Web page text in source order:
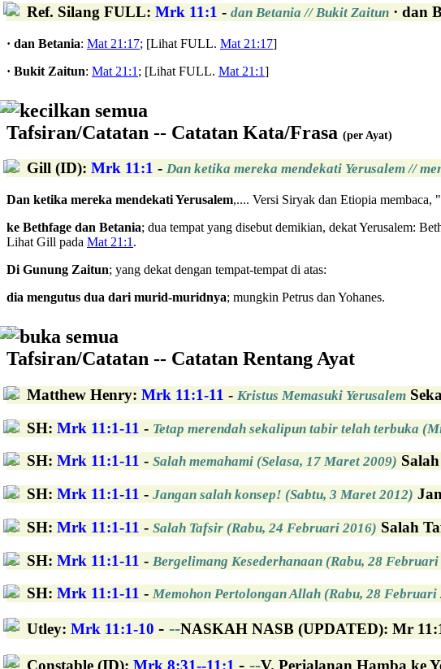
Ref. Silang FULL: Mrk 11:1 - dan Betania // Bukit Zaitun · dan
· dan Betania: Mat 21:17; [Lihat FULL. Mat 21:17]
· Bukit Zaitun: Mat 21:1 ; [Lihat FULL. Mat 21:1]
kecilkan semua
Tafsiran/Catatan -- Catatan Kata/Frasa (per Ayat)
Gill (ID): Mrk 11:1 - Dan ketika mereka mendekati Yerusalem //
Dan ketika mereka mendekati Yerusalem,.... Versi Siryak dan Etiopia membaca,
ke Bethfage dan Betania; dua tempat yang disebut demikian, dekat Yerusalem:
Lihat Gill pada Mat 21:1 .
Di Gunung Zaitun; yang dekat dengan tempat-tempat di atas:
dia mengutus dua dari murid-muridnya; mungkin Petrus dan Yohanes.
buka semua
Tafsiran/Catatan -- Catatan Rentang Ayat
Matthew Henry: Mrk 11:1-11 - Kristus Memasuki Yerusalem
SH: Mrk 11:1-11 - Tetap merendah sekalipun tabir telah terbuka
SH: Mrk 11:1-11 - Salah memahami (Selasa, 17 Maret 2009)
SH: Mrk 11:1-11 - Jangan salah konsep! (Sabtu, 3 Maret 2012)
SH: Mrk 11:1-11 - Salah Tafsir (Rabu, 24 Februari 2016) Salah
SH: Mrk 11:1-11 - Bergelimang Kesederhanaan (Rabu, 28
SH: Mrk 11:1-11 - Memohon Pertolongan Allah (Rabu, 28 Februari
Utley: Mrk 11:1-10 - --NASKAH NASB (UPDATED): Mr
Constable (ID): Mrk 8:31--11:1 - --V. Perjalanan Hamba ke